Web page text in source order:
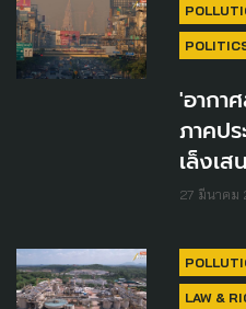
'อากา
ภาคป
เล็งเ
27 มีนาคม
LAW &